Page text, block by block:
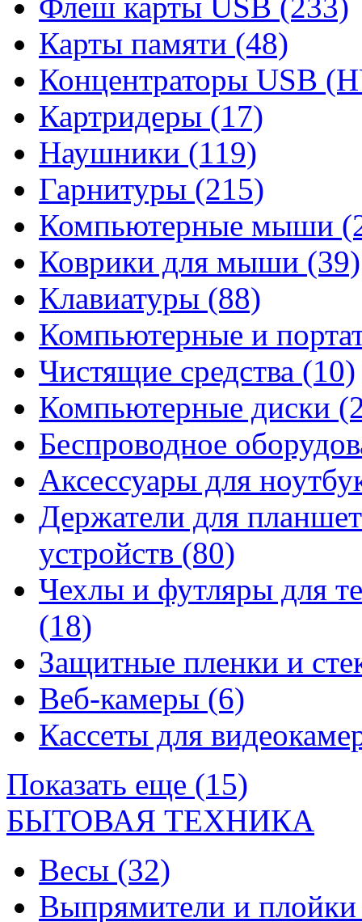
Карты памяти (48)
Концентраторы USB
Картридеры (17)
Наушники (119)
Гарнитуры (215)
Компьютерные мыши
Коврики для мыши (39)
Клавиатуры (88)
Компьютерные и
Чистящие средства (10)
Компьютерные диски
Беспроводное
Аксессуары для
Держатели для
устройств (80)
Чехлы и футляры для
(18)
Защитные пленки и
Веб-камеры (6)
Кассеты для
Показать еще (15)
БЫТОВАЯ ТЕХНИКА
Весы (32)
Выпрямители и